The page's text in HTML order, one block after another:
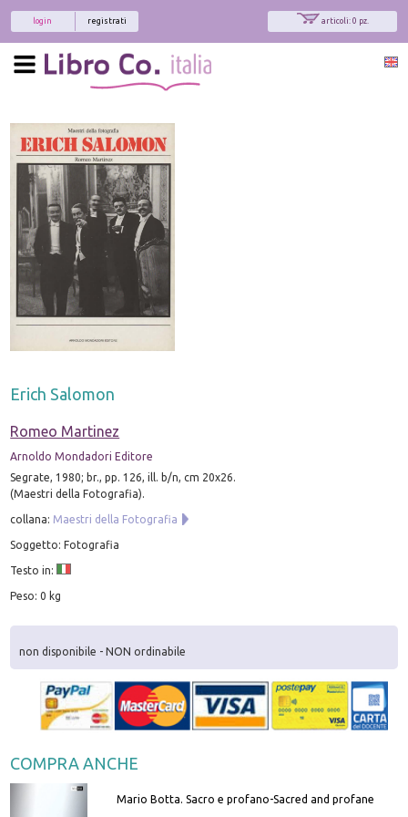
articoli: 0 pz.
registrati
login
Erich Salomon
Romeo Martinez
Arnoldo Mondadori Editore
Segrate, 1980; br., pp. 126, ill. b/n, cm 20x26.
(Maestri della Fotografia).
collana: Maestri della Fotografia
Soggetto: Fotografia
Testo in:
Peso: 0 kg
non disponibile - NON ordinabile
COMPRA ANCHE
Mario Botta. Sacro e profano-Sacred and profane